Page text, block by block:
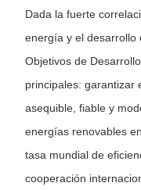
Dada la fuerte
energía y el desarrollo
Objetivos de
principales: garantizar
asequible, fiable y
energías renovables
tasa mundial de
cooperación